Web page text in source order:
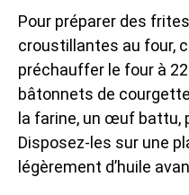
Pour préparer des
croustillantes au four,
préchauffer le four à
bâtonnets de
la farine, un œuf battu,
Disposez-les sur une
légèrement d’huile